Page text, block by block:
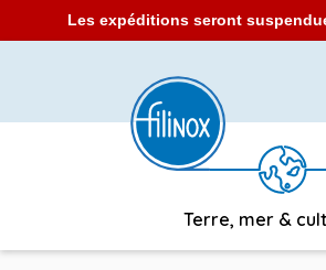
Les expéditions seront
Terre, mer &